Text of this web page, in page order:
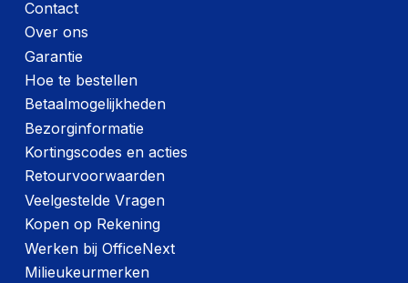
Contact
Over ons
Garantie
Hoe te bestellen
Betaalmogelijkheden
Bezorginformatie
Kortingscodes en acties
Retourvoorwaarden
Veelgestelde Vragen
Kopen op Rekening
Werken bij OfficeNext
Milieukeurmerken